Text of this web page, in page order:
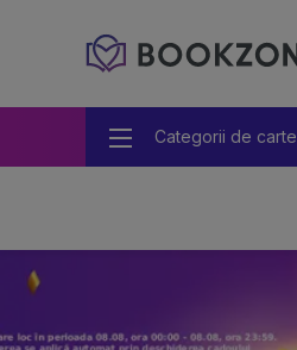
Categorii de carte